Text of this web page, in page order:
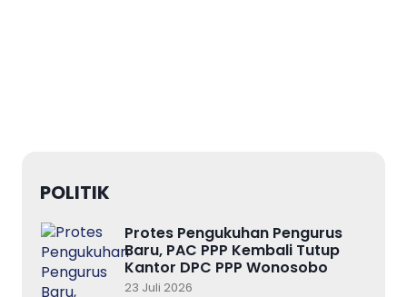
POLITIK
Protes Pengukuhan Pengurus
Baru, PAC PPP Kembali Tutup
Kantor DPC PPP Wonosobo
23 Juli 2026